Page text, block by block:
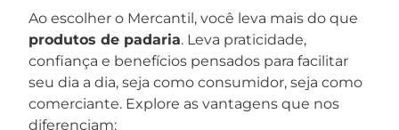
Ao escolher o Mercantil, você leva mais do que
produtos de padaria. Leva praticidade,
confiança e benefícios pensados para facilitar
seu dia a dia, seja como consumidor, seja como
comerciante. Explore as vantagens que nos
diferenciam: